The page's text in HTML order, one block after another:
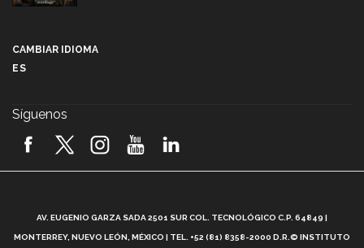
2026! (video)
¿Cómo es el Modelo Educativo Tec? (video)
CAMBIAR IDIOMA
ES
Síguenos
AV. EUGENIO GARZA SADA 2501 SUR COL. TECNOLÓGICO C.P. 64849 |
MONTERREY, NUEVO LEÓN, MÉXICO | TEL. +52 (81) 8358-2000 D.R.© INSTITUTO